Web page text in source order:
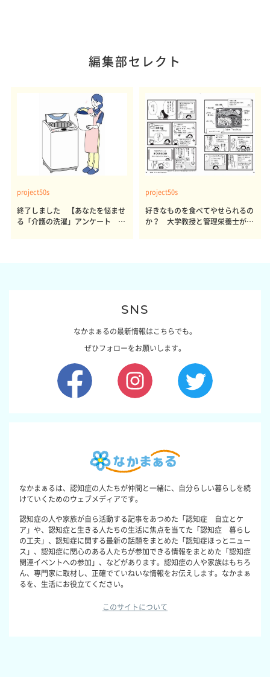
編集部セレクト
project50s
終了しました 【あなたを悩ませ
る「介護の洗濯」アンケート 体
project50s
好きなものを食べてやせられるの
か？ 大学教授と管理栄養士が出
SNS
なかまぁるの最新情報はこちらでも。
ぜひフォローをお願いします。
なかまぁるは、認知症の人たちが仲間と一緒に、自分らしい暮らしを続
けていくためのウェブメディアです。
認知症の人や家族が自ら活動する記事をあつめた「認知症 自立とケ
ア」や、認知症と生きる人たちの生活に焦点を当てた「認知症 暮らし
の工夫」、認知症に関する最新の話題をまとめた「認知症ほっとニュー
ス」、認知症に関心のある人たちが参加できる情報をまとめた「認知症
関連イベントへの参加」、などがあります。認知症の人や家族はもちろ
ん、専門家に取材し、正確でていねいな情報をお伝えします。なかまぁ
るを、生活にお役立てください。
このサイトについて